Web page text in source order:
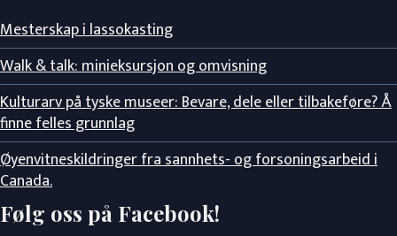
Mesterskap i lassokasting
Walk & talk: minieksursjon og omvisning
Kulturarv på tyske museer: Bevare, dele eller tilbakeføre? Å
finne felles grunnlag
Øyenvitneskildringer fra sannhets- og forsoningsarbeid i
Canada.
Følg oss på Facebook!